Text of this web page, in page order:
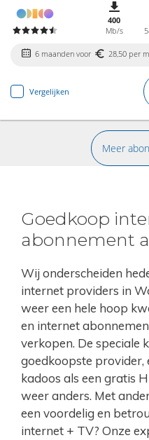
400
Mb/s
6 maanden voor 28,50 per
Vergelijken
Meer
Goedkoop
abonnement
Wij onderscheiden
internet providers in
weer een hele hoop
en internet
verkopen. De speciale
goedkoopste provider,
kadoos als een gratis
weer anders. Met
een voordelig en
internet + TV? Onze